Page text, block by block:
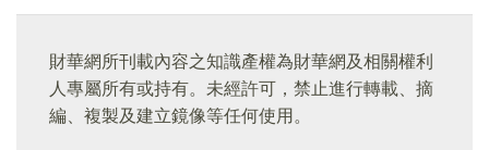
財華網所刊載內容之知識產權為財華網及相關權利
人專屬所有或持有。未經許可，禁止進行轉載、摘
編、複製及建立鏡像等任何使用。